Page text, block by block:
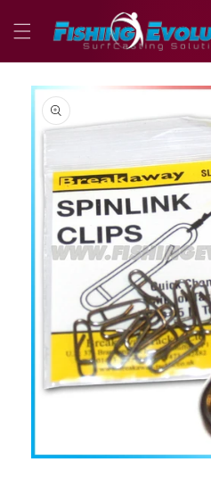
direttamente
ai contenuti
Passa alle
informazioni
sul prodotto